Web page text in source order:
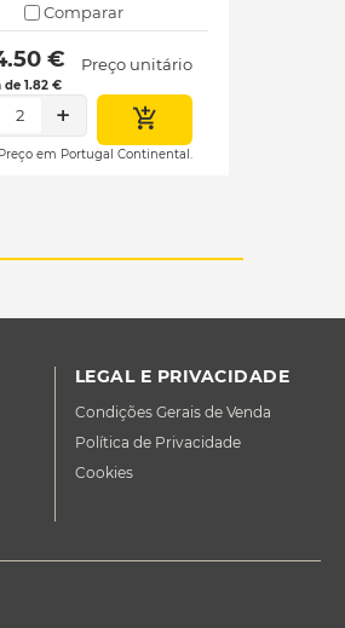
Comparar
€
de 1.82 €
Preço unitário
2 +
Preço em Portugal Continental.
LEGAL E PRIVACIDADE
Condições Gerais de Venda
Política de Privacidade
Cookies